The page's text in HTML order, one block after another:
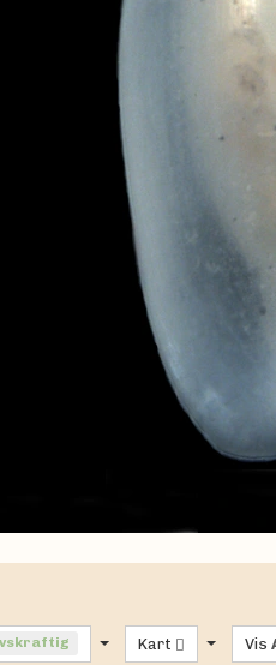
Kart Vis